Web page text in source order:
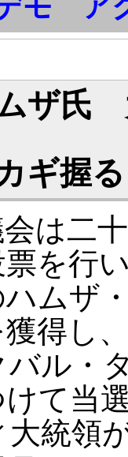
モ ア
ザ氏
ギ握る
は二
を行
ムザ
得し
ル・
て当
統領